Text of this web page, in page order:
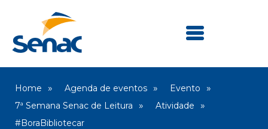
Home Agenda de eventos
Evento
7ª Semana Senac de Leitura
Atividade
#BoraBibliotecar